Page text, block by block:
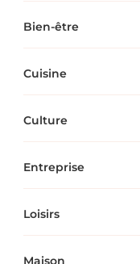
Bien-être
Cuisine
Culture
Entreprise
Loisirs
Maison